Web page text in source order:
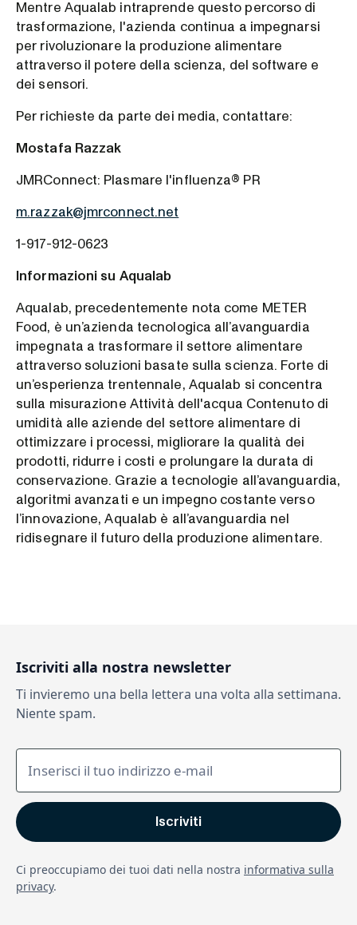
Mentre Aqualab intraprende questo percorso di
trasformazione, l'azienda continua a impegnarsi
per rivoluzionare la produzione alimentare
attraverso il potere della scienza, del software e
dei sensori.
Per richieste da parte dei media, contattare:
Mostafa Razzak
JMRConnect: Plasmare l'influenza® PR
m.razzak@jmrconnect.net
1-917-912-0623
Informazioni su Aqualab
Aqualab, precedentemente nota come METER
Food, è un’azienda tecnologica all’avanguardia
impegnata a trasformare il settore alimentare
attraverso soluzioni basate sulla scienza. Forte di
un’esperienza trentennale, Aqualab si concentra
sulla misurazione Attività dell'acqua Contenuto di
umidità alle aziende del settore alimentare di
ottimizzare i processi, migliorare la qualità dei
prodotti, ridurre i costi e prolungare la durata di
conservazione. Grazie a tecnologie all’avanguardia,
algoritmi avanzati e un impegno costante verso
l’innovazione, Aqualab è all’avanguardia nel
ridisegnare il futuro della produzione alimentare.
Iscriviti alla nostra newsletter
Ti invieremo una bella lettera una volta alla settimana.
Niente spam.
Ci preoccupiamo dei tuoi dati nella nostra informativa sulla
privacy.